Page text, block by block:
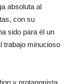
absoluta al
con su
sido para él un
trabajo minucioso
y protagonista